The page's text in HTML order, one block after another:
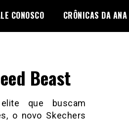
CONOSCO CRÔNICAS DA ANA
Beast
que buscam
o novo Skechers